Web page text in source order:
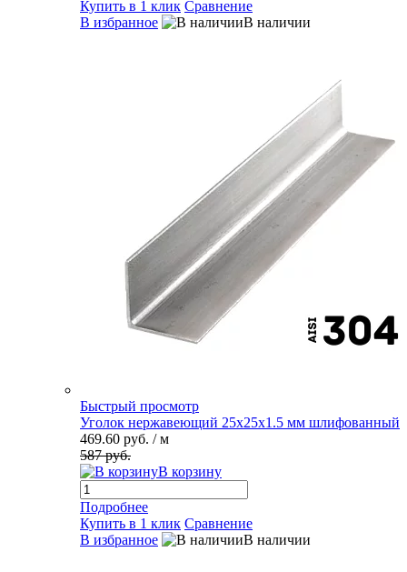
Купить в 1 клик Сравнение
В избранное
В наличии
Быстрый просмотр
Уголок нержавеющий 25х25х1.5 мм шлифованный
469.60 руб. / м
587 руб.
В корзину
Подробнее
Купить в 1 клик Сравнение
В избранное
В наличии